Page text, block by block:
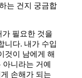
는 건지 궁금합
필요한 것을
니다. 내가 수입
것이 남에게 해
니라는 거예
손해가 되는